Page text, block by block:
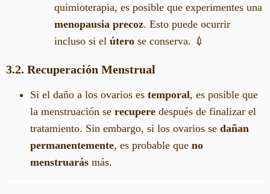
quimioterapia, es posible que experimentes una
menopausia precoz. Esto puede ocurrir
incluso si el útero se conserva. 💉
3.2. Recuperación Menstrual
Si el daño a los ovarios es temporal, es posible que
la menstruación se recupere después de finalizar el
tratamiento. Sin embargo, si los ovarios se dañan
permanentemente, es probable que no
menstruarás más.